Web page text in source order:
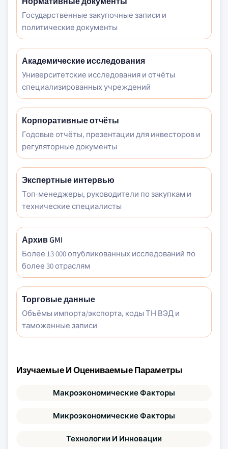
Государственные закупочные записи и
политические документы
Академические исследования
Университетские исследования и отчёты
специализированных учреждений
Корпоративные отчёты
Годовые отчёты, презентации для инвесторов и
регуляторные документы
Экспертные интервью
Топ-менеджеры, руководители по закупкам и
технические специалисты
Архив GMI
Более 13 000 опубликованных исследований по
более 30 отраслям
Торговые данные
Объёмы импорта/экспорта, коды ТН ВЭД и
таможенные записи
Изучаемые И Оцениваемые Параметры
Макроэкономические Факторы
Микроэкономические Факторы
Технологии И Инновации